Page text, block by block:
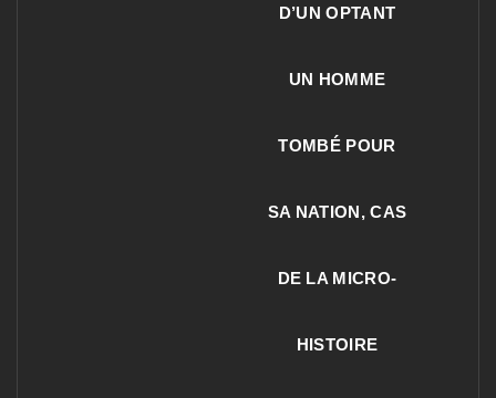
D’UN OPTANT
UN HOMME
TOMBÉ POUR
SA NATION, CAS
DE LA MICRO-
HISTOIRE